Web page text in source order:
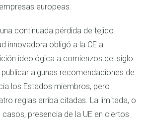
europeas.
continuada pérdida de tejido
innovadora obligó a la CE a
ideológica a comienzos del siglo
algunas recomendaciones de
los Estados miembros, pero
reglas arriba citadas. La limitada, o
casos, presencia de la UE en ciertos